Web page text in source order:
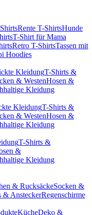
Rente T-ShirtsHunde
T-Shirt für Mama
Retro T-ShirtsTassen mit
Hoodies
KleidungT-Shirts &
& WestenHosen &
Kleidung
KleidungT-Shirts &
& WestenHosen &
Kleidung
T-Shirts &
&
Kleidung
& RucksäckeSocken &
& AnsteckerRegenschirme
KücheDeko &